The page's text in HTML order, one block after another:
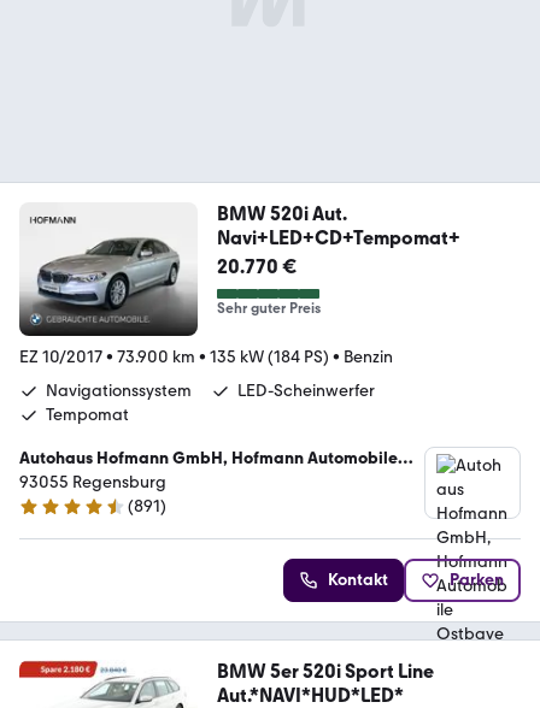
BMW 520i Aut.
Navi+LED+CD+Tempomat+
20.770 €
Sehr guter Preis
EZ 10/2017• 73.900 km • 135 kW (184 PS) • Benzin
Navigationssystem
LED-Scheinwerfer
Tempomat
Autohaus Hofmann GmbH, Hofmann Automobile
Ostbayern
93055 Regensburg
4.7 Sterne
(891)
Kontakt Parken
BMW 5er 520i Sport Line
Aut.*NAVI*HUD*LED*